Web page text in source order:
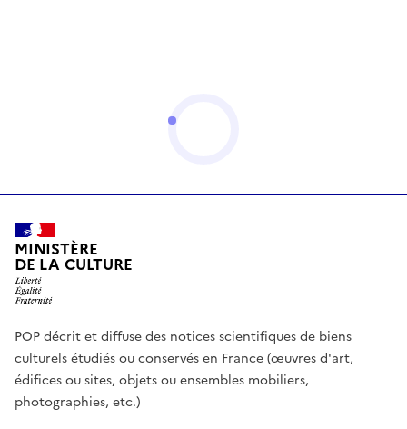
MINISTÈRE
DE LA CULTURE
POP décrit et diffuse des notices scientifiques de biens
culturels étudiés ou conservés en France (œuvres d'art,
édifices ou sites, objets ou ensembles mobiliers,
photographies, etc.)